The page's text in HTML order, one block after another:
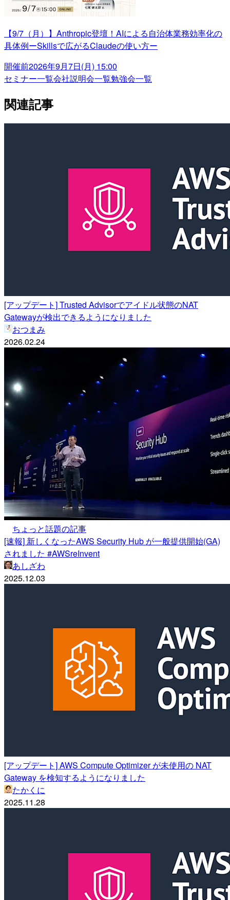
【9/7（月）】Anthropic登壇！AIによる自治体業務効率化の
具体例ーSkillsで広がるClaudeの使い方ー
開催前2026年9月7日(月) 15:00
セミナー一覧会社説明会一覧勉強会一覧
関連記事
[アップデート] Trusted Advisorでアイドル状態のNAT
Gatewayが検出できるようになりました
おつまみ
2026.02.24
ちょっと話題の記事
[速報] 新しくなったAWS Security Hub が一般提供開始(GA)
されました #AWSreInvent
あしざわ
2025.12.03
[アップデート] AWS Compute Optimizer が未使用の NAT
Gateway を検知するようになりました
たかくに
2025.11.28